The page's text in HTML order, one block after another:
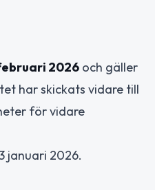
2026 och gäller
har skickats vidare till
för vidare
januari 2026.